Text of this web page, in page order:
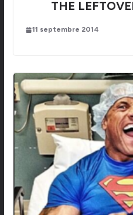
THE
11 septembre 2014